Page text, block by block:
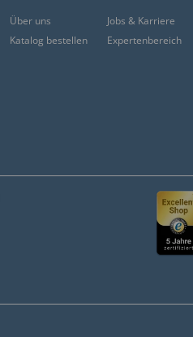
Über uns
Jobs & Karriere
Katalog bestellen Expertenbereich